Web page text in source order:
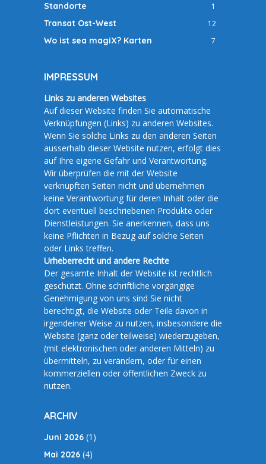
Standorte 1
Transat Ost-West 12
Wo ist sea magiX? Karten 7
IMPRESSUM
Links zu anderen Websites
Auf dieser Website finden Sie automatische
Verknüpfungen (Links) zu anderen Websites.
Wenn Sie solche Links zu den anderen Seiten
ausserhalb dieser Website nutzen, erfolgt dies
auf Ihre eigene Gefahr und Verantwortung.
Wir überprüfen die mit der Website
verknüpften Seiten nicht und übernehmen
keine Verantwortung für deren Inhalt oder die
dort eventuell beschriebenen Produkte oder
Dienstleistungen. Sie anerkennen, dass uns
keine Pflichten in Bezug auf solche Seiten
oder Links treffen.
Urheberrecht und andere Rechte
Der gesamte Inhalt der Website ist rechtlich
geschützt. Ohne schriftliche vorgängige
Genehmigung von uns sind Sie nicht
berechtigt, die Website oder Teile davon in
irgendeiner Weise zu nutzen, insbesondere die
Website (ganz oder teilweise) wiederzugeben,
(mit elektronischen oder anderen Mitteln) zu
übermitteln, zu verändern, oder für einen
kommerziellen oder öffentlichen Zweck zu
nutzen.
ARCHIV
Juni 2026 (1)
Mai 2026 (4)